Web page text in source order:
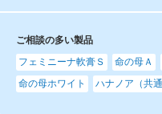
ご相談の多い製品
フェミニーナ軟膏Ｓ
命の母Ａ
命の母ホワイト
ハナノア（共通